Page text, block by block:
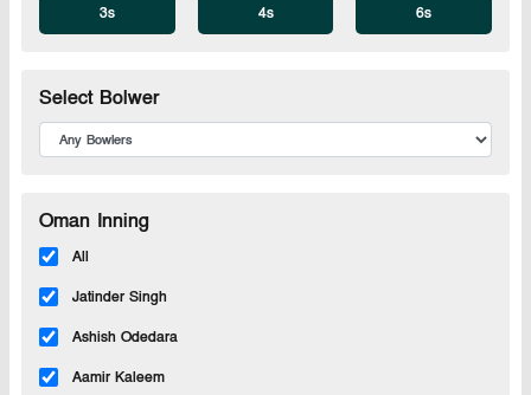
3s 4s 6s
Select Bolwer
Oman Inning
All
Jatinder Singh
Ashish Odedara
Aamir Kaleem